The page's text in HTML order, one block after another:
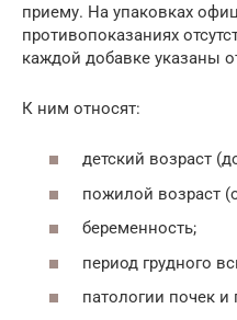
приему. На упаковках
противопоказаниях
каждой добавке указаны
К ним относят:
детский возраст
пожилой возраст
беременность;
период грудного
патологии почек и